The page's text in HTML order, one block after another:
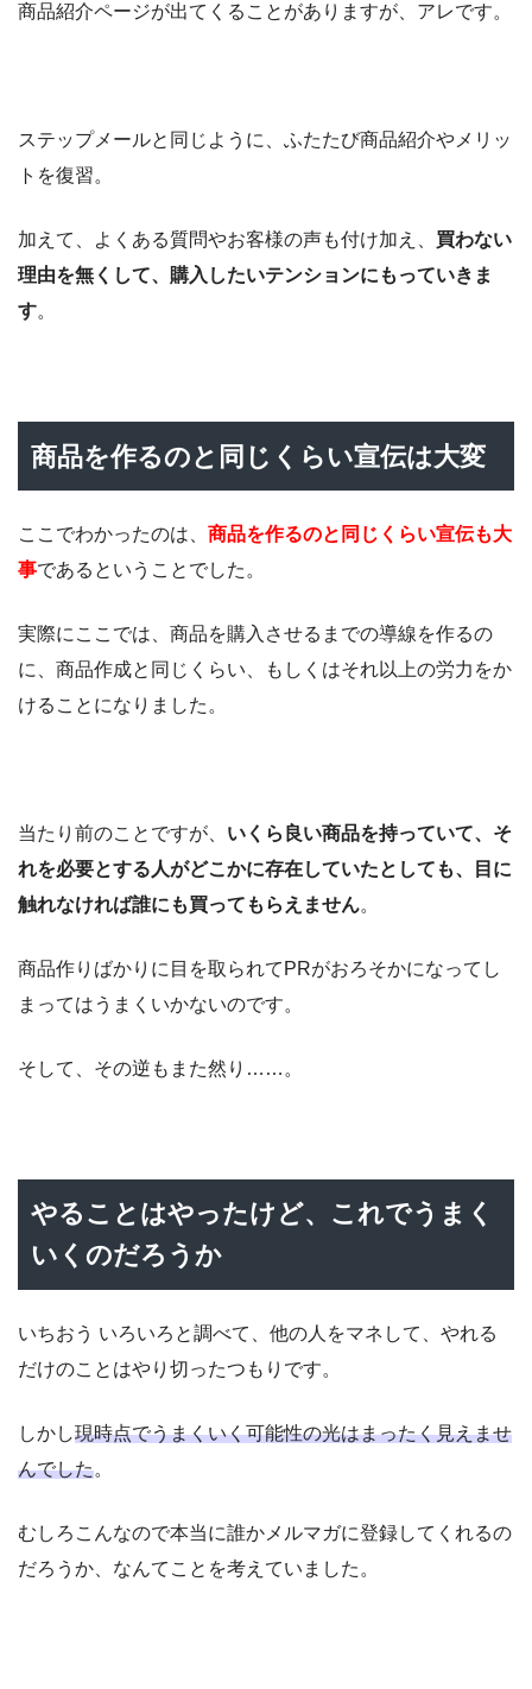
商品紹介ページが出てくることがありますが、アレです。
ステップメールと同じように、ふたたび商品紹介やメリッ
トを復習。
加えて、よくある質問やお客様の声も付け加え、 買わない
理由を無くして、購入したいテンションにもっていきま
す。
商品を作るのと同じくらい宣伝は大変
ここでわかったのは、 商品を作るのと同じくらい宣伝も大
事であるということでした。
実際にここでは、商品を購入させるまでの導線を作るの
に、商品作成と同じくらい、もしくはそれ以上の労力をか
けることになりました。
当たり前のことですが、 いくら良い商品を持っていて、そ
れを必要とする人がどこかに存在していたとしても、目に
触れなければ誰にも買ってもらえません。
商品作りばかりに目を取られてPRがおろそかになってし
まってはうまくいかないのです。
そして、その逆もまた然り……。
やることはやったけど、これでうまく
いくのだろうか
いちおう いろいろと調べて、他の人をマネして、やれる
だけのことはやり切ったつもりです。
しかし現時点でうまくいく可能性の光はまったく見えませ
んでした。
むしろこんなので本当に誰かメルマガに登録してくれるの
だろうか、なんてことを考えていました。